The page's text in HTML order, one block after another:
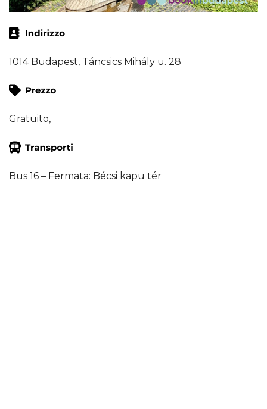
1014 Budapest, Táncsics Mihály u. 28
Gratuito,
Bus 16 – Fermata: Bécsi kapu tér